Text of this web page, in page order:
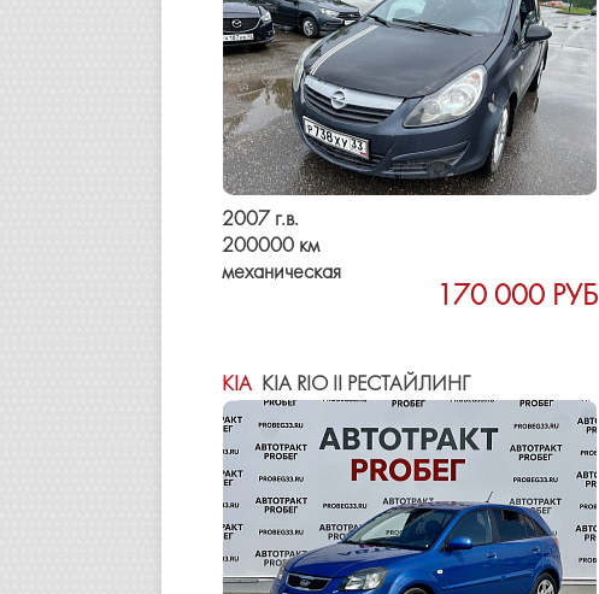
2007 г.в.
200000 км
механическая
170 000 РУБ
KIA KIA RIO II РЕСТАЙЛИНГ